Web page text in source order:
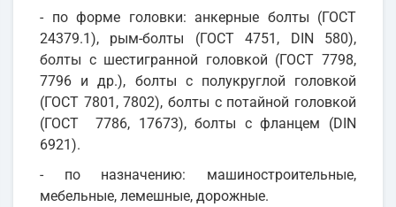
- по форме головки: анкерные болты (ГОСТ
24379.1), рым-болты (ГОСТ 4751, DIN 580),
болты с шестигранной головкой (ГОСТ 7798,
7796 и др.), болты с полукруглой головкой
(ГОСТ 7801, 7802), болты с потайной головкой
(ГОСТ 7786, 17673), болты с фланцем (DIN
6921).
- по назначению: машиностроительные,
мебельные, лемешные, дорожные.